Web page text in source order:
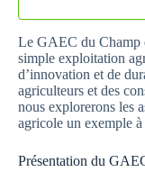
Le GAEC du Champ
simple exploitation
d’innovation et de
agriculteurs et des
nous explorerons les
agricole un exemple
Présentation du